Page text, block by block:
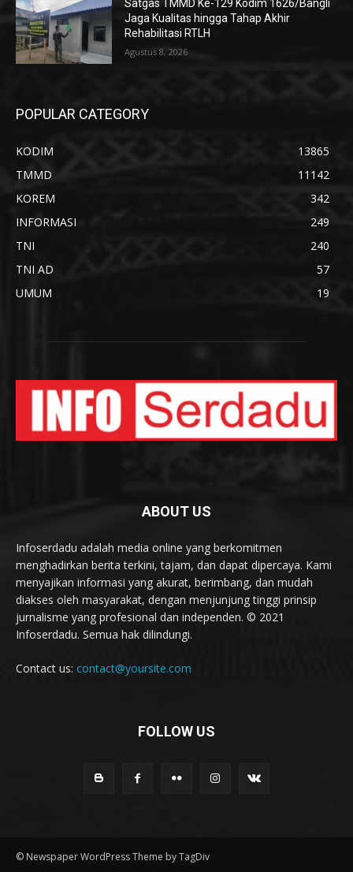
Satgas TMMD Ke-129 Kodim 1626/Bangli
Jaga Kualitas hingga Tahap Akhir
Rehabilitasi RTLH
Agustus 8, 2026
POPULAR CATEGORY
KODIM
13865
TMMD
11142
KOREM
342
INFORMASI
249
TNI
240
TNI AD
57
UMUM
19
ABOUT US
Infoserdadu adalah media online yang berkomitmen
menghadirkan berita terkini, tajam, dan dapat dipercaya. Kami
menyajikan informasi yang akurat, berimbang, dan mudah
diakses oleh masyarakat, dengan menjunjung tinggi prinsip
jurnalisme yang profesional dan independen. © 2021
Infoserdadu. Semua hak dilindungi.
Contact us: contact@yoursite.com
FOLLOW US
© Newspaper WordPress Theme by TagDiv